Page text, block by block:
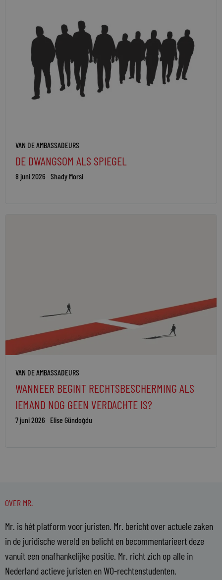
VAN DE AMBASSADEURS
DE DWANGSOM ALS SPIEGEL
8 juni 2026 Shady Morsi
VAN DE AMBASSADEURS
WANNEER BEGINT RECHTSBESCHERMING ALS
IEMAND NOG GEEN VERDACHTE IS?
7 juni 2026 Elise Gündoğdu
OVER MR.
Mr. is hét platform voor juristen. Mr. bericht over actuele zaken
in de juridische wereld en belicht en becommentarieert deze
vanuit een onafhankelijke positie. Mr. richt zich op alle in
Nederland actieve juristen en WO-rechtenstudenten.